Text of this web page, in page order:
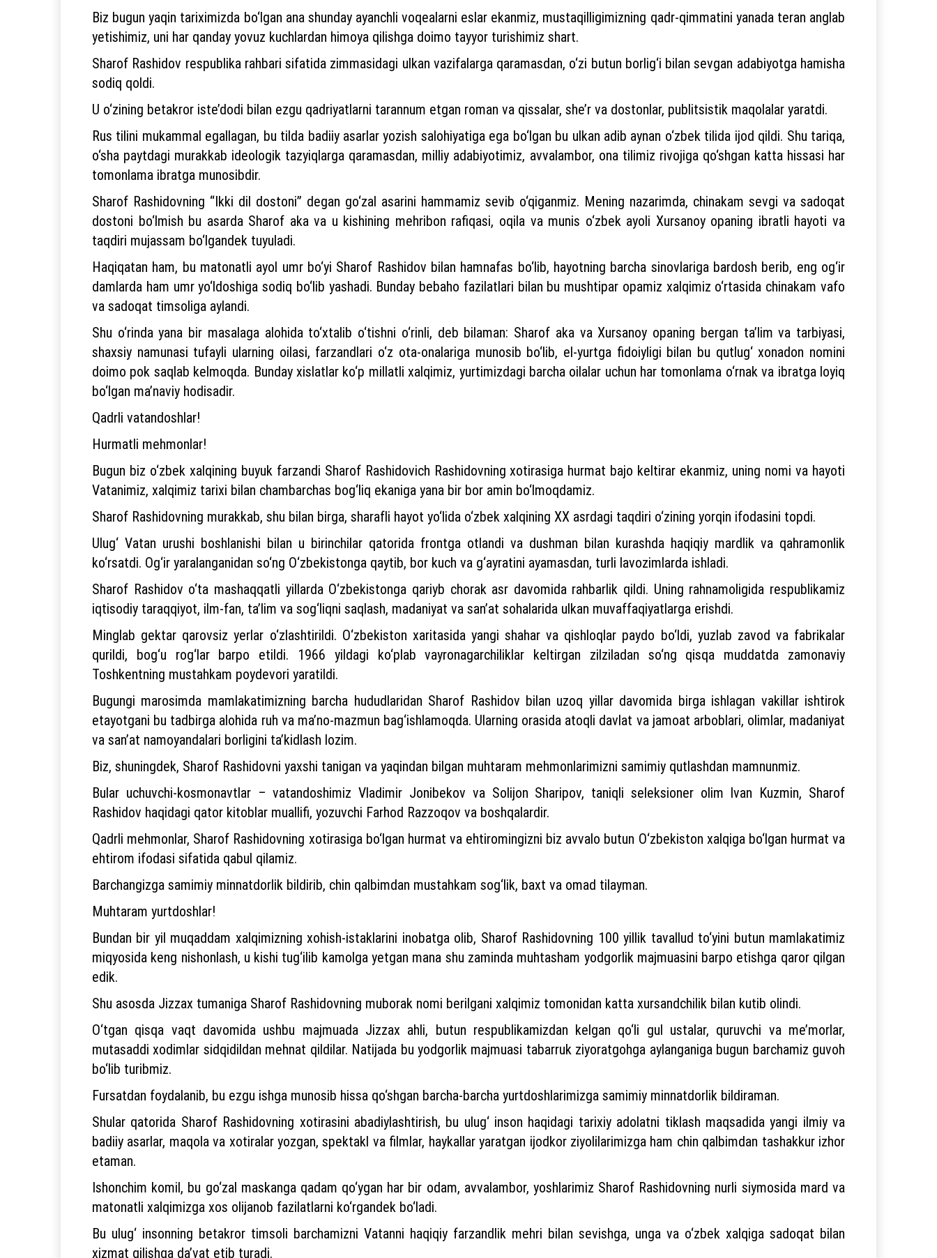
Biz bugun yaqin tariximizda bo‘lgan ana shunday ayanchli voqealarni eslar ekanmiz, mustaqilligimizning qadr-qimmatini yanada teran anglab
yetishimiz, uni har qanday yovuz kuchlardan himoya qilishga doimo tayyor turishimiz shart.
Sharof Rashidov respublika rahbari sifatida zimmasidagi ulkan vazifalarga qaramasdan, o‘zi butun borlig‘i bilan sevgan adabiyotga hamisha
sodiq qoldi.
U o‘zining betakror iste’dodi bilan ezgu qadriyatlarni tarannum etgan roman va qissalar, she’r va dostonlar, publitsistik maqolalar yaratdi.
Rus tilini mukammal egallagan, bu tilda badiiy asarlar yozish salohiyatiga ega bo‘lgan bu ulkan adib aynan o‘zbek tilida ijod qildi. Shu tariqa,
o‘sha paytdagi murakkab ideologik tazyiqlarga qaramasdan, milliy adabiyotimiz, avvalambor, ona tilimiz rivojiga qo‘shgan katta hissasi har
tomonlama ibratga munosibdir.
Sharof Rashidovning “Ikki dil dostoni” degan go‘zal asarini hammamiz sevib o‘qiganmiz. Mening nazarimda, chinakam sevgi va sadoqat
dostoni bo‘lmish bu asarda Sharof aka va u kishining mehribon rafiqasi, oqila va munis o‘zbek ayoli Xursanoy opaning ibratli hayoti va
taqdiri mujassam bo‘lgandek tuyuladi.
Haqiqatan ham, bu matonatli ayol umr bo‘yi Sharof Rashidov bilan hamnafas bo‘lib, hayotning barcha sinovlariga bardosh berib, eng og‘ir
damlarda ham umr yo‘ldoshiga sodiq bo‘lib yashadi. Bunday bebaho fazilatlari bilan bu mushtipar opamiz xalqimiz o‘rtasida chinakam vafo
va sadoqat timsoliga aylandi.
Shu o‘rinda yana bir masalaga alohida to‘xtalib o‘tishni o‘rinli, deb bilaman: Sharof aka va Xursanoy opaning bergan ta’lim va tarbiyasi,
shaxsiy namunasi tufayli ularning oilasi, farzandlari o‘z ota-onalariga munosib bo‘lib, el-yurtga fidoiyligi bilan bu qutlug‘ xonadon nomini
doimo pok saqlab kelmoqda. Bunday xislatlar ko‘p millatli xalqimiz, yurtimizdagi barcha oilalar uchun har tomonlama o‘rnak va ibratga loyiq
bo‘lgan ma’naviy hodisadir.
Qadrli vatandoshlar!
Hurmatli mehmonlar!
Bugun biz o‘zbek xalqining buyuk farzandi Sharof Rashidovich Rashidovning xotirasiga hurmat bajo keltirar ekanmiz, uning nomi va hayoti
Vatanimiz, xalqimiz tarixi bilan chambarchas bog‘liq ekaniga yana bir bor amin bo‘lmoqdamiz.
Sharof Rashidovning murakkab, shu bilan birga, sharafli hayot yo‘lida o‘zbek xalqining XX asrdagi taqdiri o‘zining yorqin ifodasini topdi.
Ulug‘ Vatan urushi boshlanishi bilan u birinchilar qatorida frontga otlandi va dushman bilan kurashda haqiqiy mardlik va qahramonlik
ko‘rsatdi. Og‘ir yaralanganidan so‘ng O‘zbekistonga qaytib, bor kuch va g‘ayratini ayamasdan, turli lavozimlarda ishladi.
Sharof Rashidov o‘ta mashaqqatli yillarda O‘zbekistonga qariyb chorak asr davomida rahbarlik qildi. Uning rahnamoligida respublikamiz
iqtisodiy taraqqiyot, ilm-fan, ta’lim va sog‘liqni saqlash, madaniyat va san’at sohalarida ulkan muvaffaqiyatlarga erishdi.
Minglab gektar qarovsiz yerlar o‘zlashtirildi. O‘zbekiston xaritasida yangi shahar va qishloqlar paydo bo‘ldi, yuzlab zavod va fabrikalar
qurildi, bog‘u rog‘lar barpo etildi. 1966 yildagi ko‘plab vayronagarchiliklar keltirgan zilziladan so‘ng qisqa muddatda zamonaviy
Toshkentning mustahkam poydevori yaratildi.
Bugungi marosimda mamlakatimizning barcha hududlaridan Sharof Rashidov bilan uzoq yillar davomida birga ishlagan vakillar ishtirok
etayotgani bu tadbirga alohida ruh va ma’no-mazmun bag‘ishlamoqda. Ularning orasida atoqli davlat va jamoat arboblari, olimlar, madaniyat
va san’at namoyandalari borligini ta’kidlash lozim.
Biz, shuningdek, Sharof Rashidovni yaxshi tanigan va yaqindan bilgan muhtaram mehmonlarimizni samimiy qutlashdan mamnunmiz.
Bular uchuvchi-kosmonavtlar – vatandoshimiz Vladimir Jonibekov va Solijon Sharipov, taniqli seleksioner olim Ivan Kuzmin, Sharof
Rashidov haqidagi qator kitoblar muallifi, yozuvchi Farhod Razzoqov va boshqalardir.
Qadrli mehmonlar, Sharof Rashidovning xotirasiga bo‘lgan hurmat va ehtiromingizni biz avvalo butun O‘zbekiston xalqiga bo‘lgan hurmat va
ehtirom ifodasi sifatida qabul qilamiz.
Barchangizga samimiy minnatdorlik bildirib, chin qalbimdan mustahkam sog‘lik, baxt va omad tilayman.
Muhtaram yurtdoshlar!
Bundan bir yil muqaddam xalqimizning xohish-istaklarini inobatga olib, Sharof Rashidovning 100 yillik tavallud to‘yini butun mamlakatimiz
miqyosida keng nishonlash, u kishi tug‘ilib kamolga yetgan mana shu zaminda muhtasham yodgorlik majmuasini barpo etishga qaror qilgan
edik.
Shu asosda Jizzax tumaniga Sharof Rashidovning muborak nomi berilgani xalqimiz tomonidan katta xursandchilik bilan kutib olindi.
O‘tgan qisqa vaqt davomida ushbu majmuada Jizzax ahli, butun respublikamizdan kelgan qo‘li gul ustalar, quruvchi va me’morlar,
mutasaddi xodimlar sidqidildan mehnat qildilar. Natijada bu yodgorlik majmuasi tabarruk ziyoratgohga aylanganiga bugun barchamiz guvoh
bo‘lib turibmiz.
Fursatdan foydalanib, bu ezgu ishga munosib hissa qo‘shgan barcha-barcha yurtdoshlarimizga samimiy minnatdorlik bildiraman.
Shular qatorida Sharof Rashidovning xotirasini abadiylashtirish, bu ulug‘ inson haqidagi tarixiy adolatni tiklash maqsadida yangi ilmiy va
badiiy asarlar, maqola va xotiralar yozgan, spektakl va filmlar, haykallar yaratgan ijodkor ziyolilarimizga ham chin qalbimdan tashakkur izhor
etaman.
Ishonchim komil, bu go‘zal maskanga qadam qo‘ygan har bir odam, avvalambor, yoshlarimiz Sharof Rashidovning nurli siymosida mard va
matonatli xalqimizga xos olijanob fazilatlarni ko‘rgandek bo‘ladi.
Bu ulug‘ insonning betakror timsoli barchamizni Vatanni haqiqiy farzandlik mehri bilan sevishga, unga va o‘zbek xalqiga sadoqat bilan
xizmat qilishga da’vat etib turadi.